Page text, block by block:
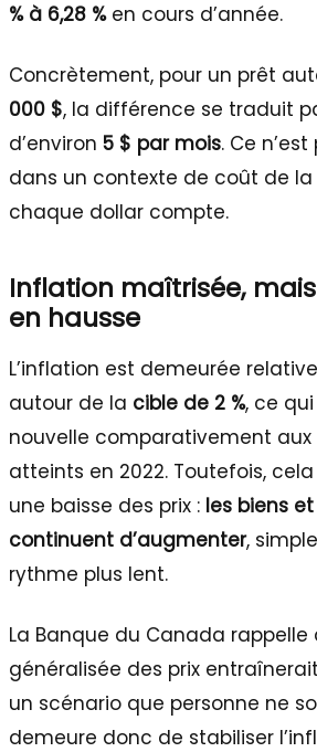
% à 6,28 %en cours d’année.
Concrètement, pour un prêt
000 $, la différence se traduit
d’environ 5 $ par mois. Ce
dans un contexte de coût de la
chaque dollar compte.
Inflation maîtrisée,
en hausse
L’inflation est demeurée
autour de la cible de 2 %, ce
nouvelle comparativement
atteints en 2022. Toutefois,
une baisse des prix : les biens
continuent d’augmenter,
rythme plus lent.
La Banque du Canada rappelle
généralisée des prix
un scénario que personne ne
demeure donc de stabiliser